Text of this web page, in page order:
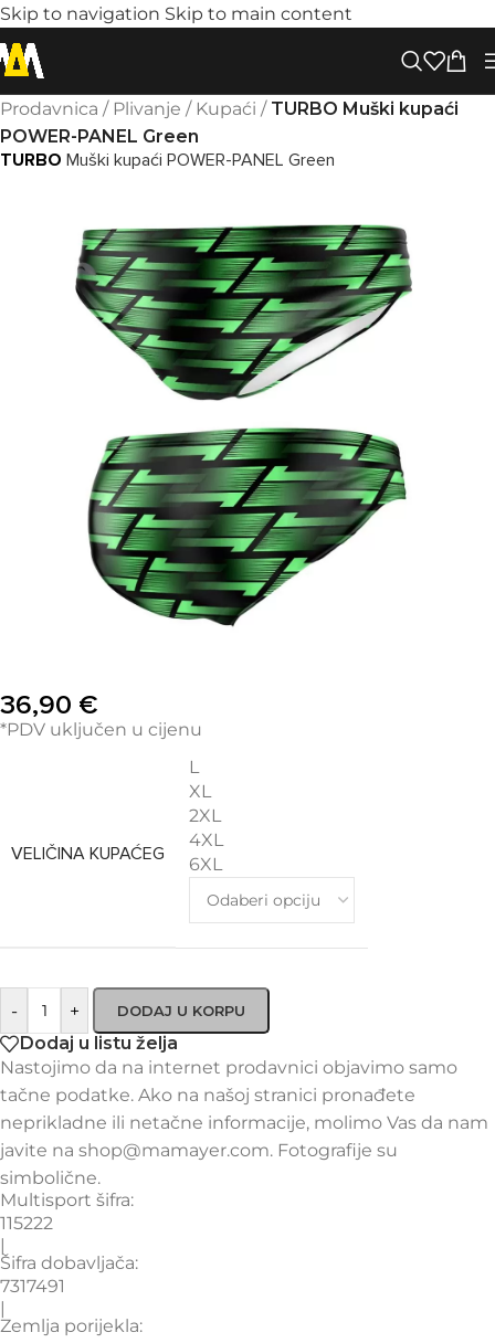
Skip to navigation Skip to main content
Prodavnica / Plivanje / Kupaći / TURBO Muški kupaći
POWER-PANEL Green
TURBO Muški kupaći POWER-PANEL Green
36,90 €
*PDV uključen u cijenu
VELIČINA KUPAĆEG
L
XL
2XL
4XL
6XL
- + DODAJ U KORPU
Dodaj u listu želja
Nastojimo da na internet prodavnici objavimo samo
tačne podatke. Ako na našoj stranici pronađete
neprikladne ili netačne informacije, molimo Vas da nam
javite na shop@mamayer.com. Fotografije su
simbolične.
Multisport šifra:
115222
|
Šifra dobavljača:
7317491
|
Zemlja porijekla: